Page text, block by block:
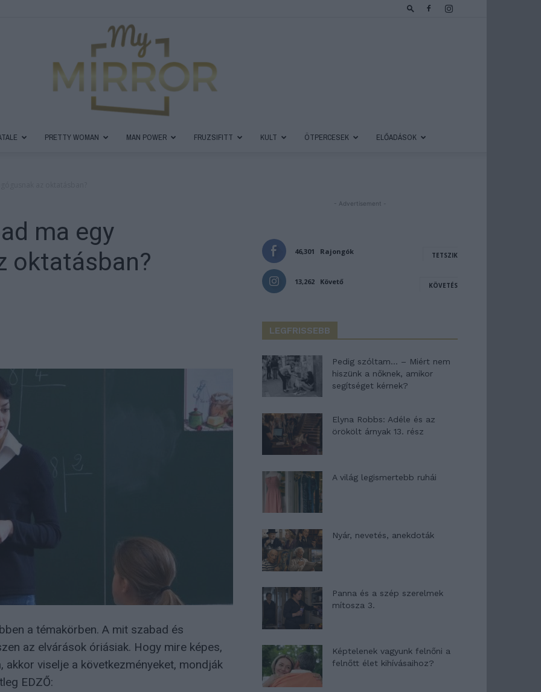
PRETTY WOMAN MAN POWER FRUZSIFITT KULT ÖTPERCESEK ELŐADÁSOK
ma egy
oktatásban?
a témakörben. A mit szabad és
az elvárások óriásiak. Hogy mire képes,
viselje a következményeket, mondják
EDZŐ:
- Advertisement -
46,301 Rajongók TETSZIK
13,262 Követő KÖVETÉS
LEGFRISSEBB
Pedig szóltam… – Miért nem
hiszünk a nőknek, amikor
segítséget kérnek?
Elyna Robbs: Adéle és az
örökölt árnyak 13. rész
A világ legismertebb ruhái
Nyár, nevetés, anekdoták
Panna és a szép szerelmek
mítosza 3.
Képtelenek vagyunk felnőni a
felnőtt élet kihívásaihoz?